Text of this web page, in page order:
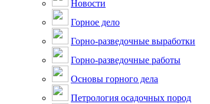
Новости
Горное дело
Горно-разведочные выработки
Горно-разведочные работы
Основы горного дела
Петрология осадочных пород